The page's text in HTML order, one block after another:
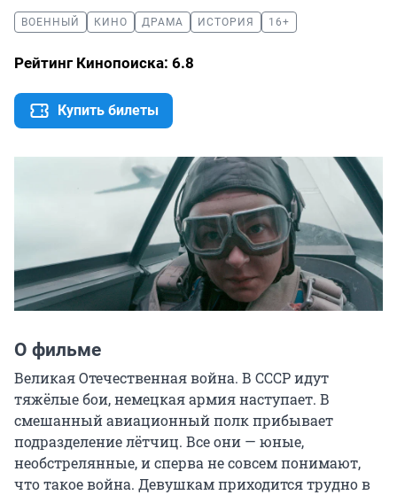
ВОЕННЫЙ КИНО ДРАМА ИСТОРИЯ 16+
Рейтинг Кинопоиска: 6.8
Купить билеты
О фильме
Великая Отечественная война. В СССР идут
тяжёлые бои, немецкая армия наступает. В
смешанный авиационный полк прибывает
подразделение лётчиц. Все они — юные,
необстрелянные, и сперва не совсем понимают,
что такое война. Девушкам приходится трудно в